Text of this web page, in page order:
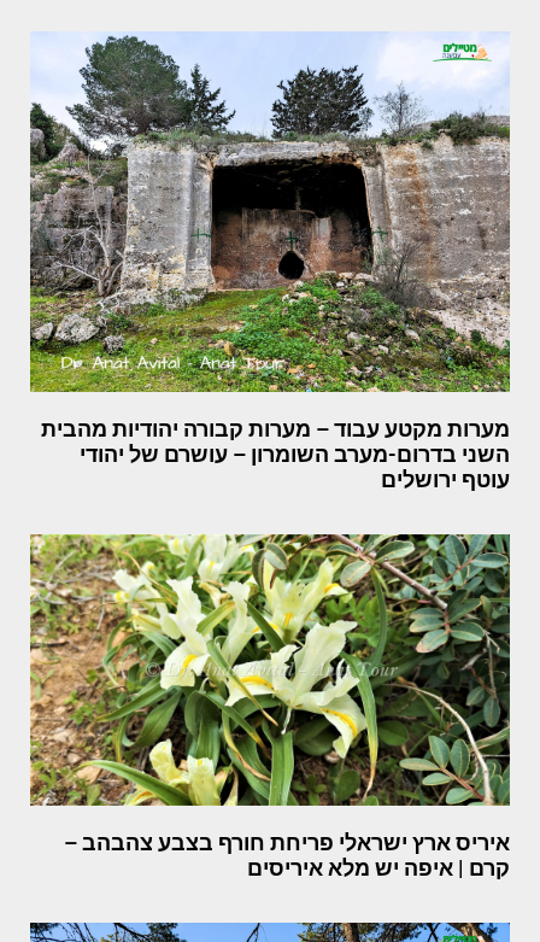
מערות מקטע עבוד – מערות קבורה יהודיות מהבית
השני בדרום-מערב השומרון – עושרם של יהודי
עוטף ירושלים
איריס ארץ ישראלי פריחת חורף בצבע צהבהב –
קרם | איפה יש מלא איריסים